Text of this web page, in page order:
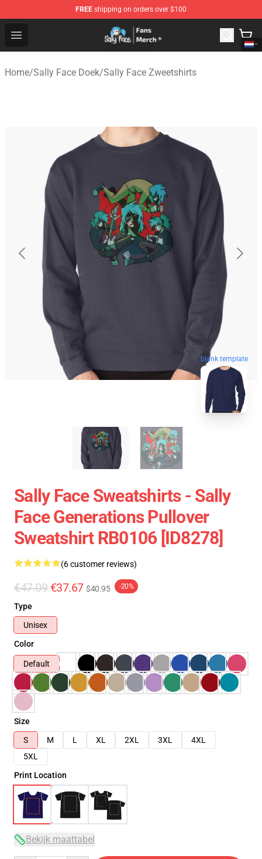
FREE shipping on orders over $100
Open menu
Sally Face Store - Official Sally Face Merchandise Shop
Home/Sally Face Doek/Sally Face Zweetshirts
blank template
Sally Face Sweatshirts - Sally
Face Generations Pullover
Sweatshirt RB0106 [ID8278]
(6 customer reviews)
€47.09 €37.67 $40.95 -20%
Type
Unisex
Color
Default
Size
S
M L XL 2XL 3XL
4XL
5XL
Print Location
Bekijk maattabel